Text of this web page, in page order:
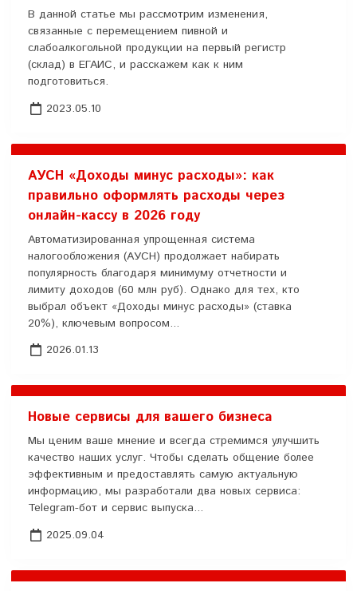
В данной статье мы рассмотрим изменения,
связанные с перемещением пивной и
слабоалкогольной продукции на первый регистр
(склад) в ЕГАИС, и расскажем как к ним
подготовиться.
2023.05.10
АУСН «Доходы минус расходы»: как
правильно оформлять расходы через
онлайн-кассу в 2026 году
Автоматизированная упрощенная система
налогообложения (АУСН) продолжает набирать
популярность благодаря минимуму отчетности и
лимиту доходов (60 млн руб). Однако для тех, кто
выбрал объект «Доходы минус расходы» (ставка
20%), ключевым вопросом...
2026.01.13
Новые сервисы для вашего бизнеса
Мы ценим ваше мнение и всегда стремимся улучшить
качество наших услуг. Чтобы сделать общение более
эффективным и предоставлять самую актуальную
информацию, мы разработали два новых сервиса:
Telegram-бот и сервис выпуска...
2025.09.04